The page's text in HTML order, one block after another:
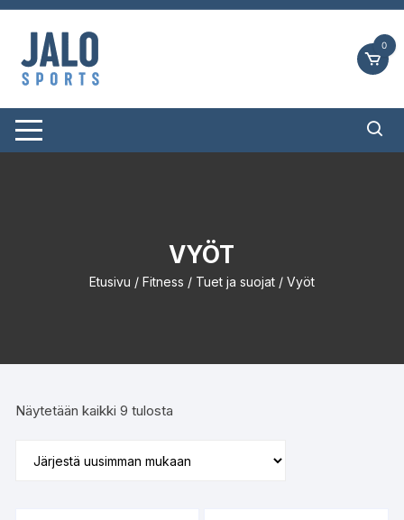
Siirry
suoraan
sisältöön
0
VYÖT
Etusivu / Fitness / Tuet ja suojat/ Vyöt
Näytetään kaikki 9 tulosta